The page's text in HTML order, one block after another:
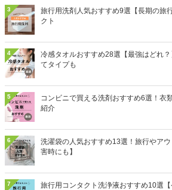
3
旅行用洗剤人気おすすめ9選【長期の旅
クト
4
冷感タオルおすすめ28選【最強はどれ
てタイプも
5
コンビニで買える洗剤おすすめ6選！衣
紹介
6
洗濯袋の人気おすすめ13選！旅行やア
害時にも】
7
旅行用コンタクト洗浄液おすすめ10選